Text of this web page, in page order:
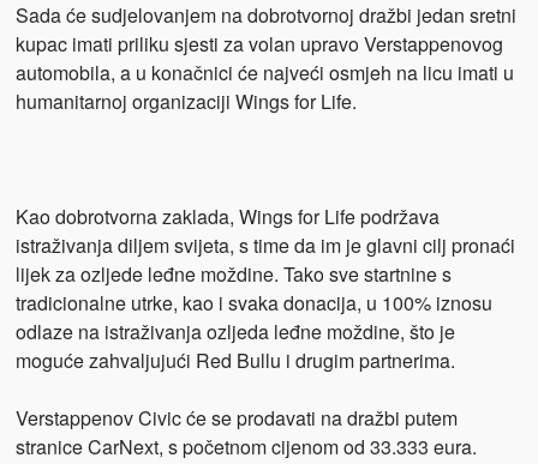
Sada će sudjelovanjem na dobrotvornoj dražbi jedan sretni
kupac imati priliku sjesti za volan upravo Verstappenovog
automobila, a u konačnici će najveći osmjeh na licu imati u
humanitarnoj organizaciji Wings for Life.
Kao dobrotvorna zaklada, Wings for Life podržava
istraživanja diljem svijeta, s time da im je glavni cilj pronaći
lijek za ozljede leđne moždine. Tako sve startnine s
tradicionalne utrke, kao i svaka donacija, u 100% iznosu
odlaze na istraživanja ozljeda leđne moždine, što je
moguće zahvaljujući Red Bullu i drugim partnerima.
Verstappenov Civic će se prodavati na dražbi putem
stranice CarNext, s početnom cijenom od 33.333 eura.